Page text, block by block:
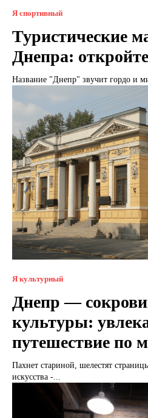
Я спортивный
Туристические
Днепра:
Название "Днепр" звучит гордо и
Я культурный
Днепр —
культуры:
путешествие по
Пахнет стариной, шелестят
искусства -...